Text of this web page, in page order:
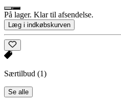
På lager. Klar til afsendelse.
Læg i indkøbskurven
Særtilbud (1)
Se alle